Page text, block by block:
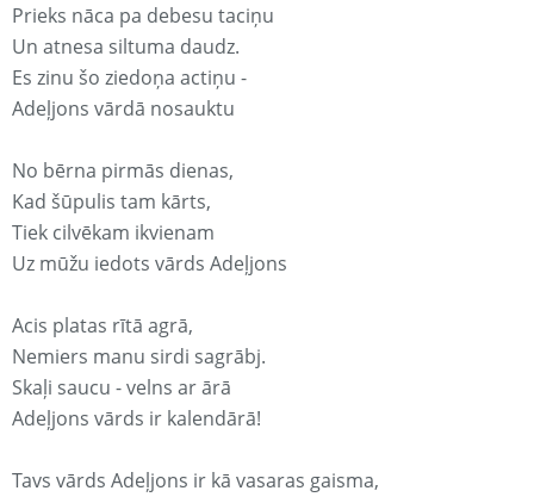
Prieks nāca pa debesu taciņu
Un atnesa siltuma daudz.
Es zinu šo ziedoņa actiņu -
Adeļjons vārdā nosauktu
No bērna pirmās dienas,
Kad šūpulis tam kārts,
Tiek cilvēkam ikvienam
Uz mūžu iedots vārds Adeļjons
Acis platas rītā agrā,
Nemiers manu sirdi sagrābj.
Skaļi saucu - velns ar ārā
Adeļjons vārds ir kalendārā!
Tavs vārds Adeļjons ir kā vasaras gaisma,